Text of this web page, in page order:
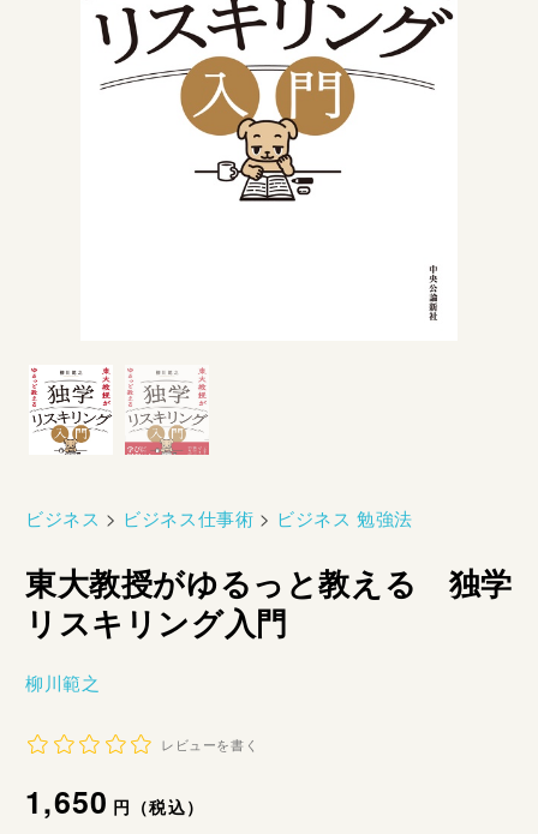
ビジネス > ビジネス仕事術 > ビジネス 勉強法
東大教授がゆるっと教える 独学
リスキリング入門
柳川範之
レビューを書く
通
1,650円（税込）